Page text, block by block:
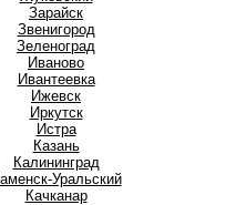
Зарайск
Звенигород
Зеленоград
Иваново
Ивантеевка
Ижевск
Иркутск
Истра
Казань
Калининград
Уральский
Качканар